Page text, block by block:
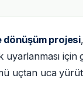
dönüşüm projesi
uyarlanması
uçtan uca